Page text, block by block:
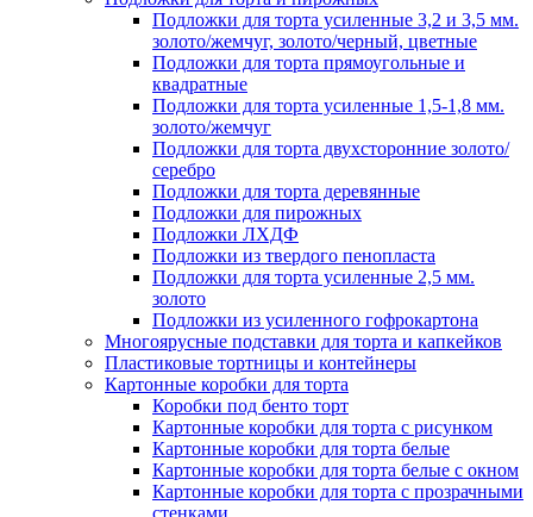
Подложки для торта усиленные 3,2 и 3,5 мм.
золото/жемчуг, золото/черный, цветные
Подложки для торта прямоугольные и
квадратные
Подложки для торта усиленные 1,5-1,8 мм.
золото/жемчуг
Подложки для торта двухсторонние золото/
серебро
Подложки для торта деревянные
Подложки для пирожных
Подложки ЛХДФ
Подложки из твердого пенопласта
Подложки для торта усиленные 2,5 мм.
золото
Подложки из усиленного гофрокартона
Многоярусные подставки для торта и капкейков
Пластиковые тортницы и контейнеры
Картонные коробки для торта
Коробки под бенто торт
Картонные коробки для торта с рисунком
Картонные коробки для торта белые
Картонные коробки для торта белые с окном
Картонные коробки для торта с прозрачными
стенками